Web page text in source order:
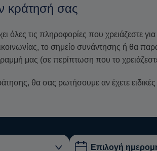
κράτησή σας
όλες τις πληροφορίες που χρειάζεστε
το σημείο συνάντησης ή θα
μας (σε περίπτωση που το
θα σας ρωτήσουμε αν έχετε ειδικές